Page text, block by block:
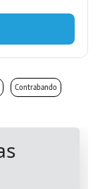
Contrabando